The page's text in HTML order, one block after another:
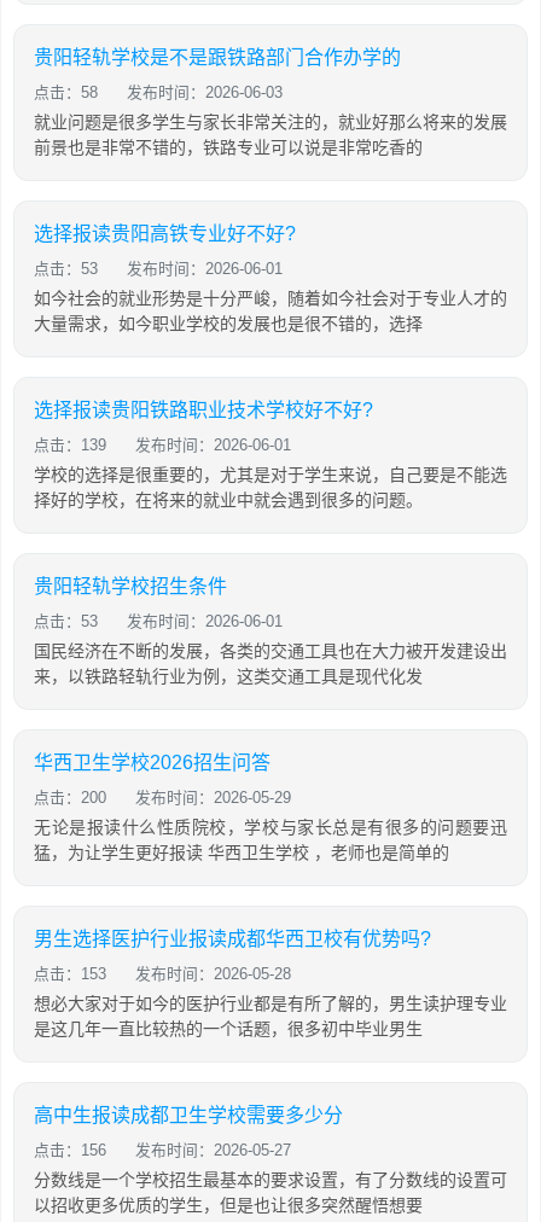
贵阳轻轨学校是不是跟铁路部门合作办学的
点击：58 发布时间：2026-06-03
就业问题是很多学生与家长非常关注的，就业好那么将来的发展
前景也是非常不错的，铁路专业可以说是非常吃香的
选择报读贵阳高铁专业好不好?
点击：53 发布时间：2026-06-01
如今社会的就业形势是十分严峻，随着如今社会对于专业人才的
大量需求，如今职业学校的发展也是很不错的，选择
选择报读贵阳铁路职业技术学校好不好?
点击：139 发布时间：2026-06-01
学校的选择是很重要的，尤其是对于学生来说，自己要是不能选
择好的学校，在将来的就业中就会遇到很多的问题。
贵阳轻轨学校招生条件
点击：53 发布时间：2026-06-01
国民经济在不断的发展，各类的交通工具也在大力被开发建设出
来，以铁路轻轨行业为例，这类交通工具是现代化发
华西卫生学校2026招生问答
点击：200 发布时间：2026-05-29
无论是报读什么性质院校，学校与家长总是有很多的问题要迅
猛，为让学生更好报读 华西卫生学校 ，老师也是简单的
男生选择医护行业报读成都华西卫校有优势吗?
点击：153 发布时间：2026-05-28
想必大家对于如今的医护行业都是有所了解的，男生读护理专业
是这几年一直比较热的一个话题，很多初中毕业男生
高中生报读成都卫生学校需要多少分
点击：156 发布时间：2026-05-27
分数线是一个学校招生最基本的要求设置，有了分数线的设置可
以招收更多优质的学生，但是也让很多突然醒悟想要